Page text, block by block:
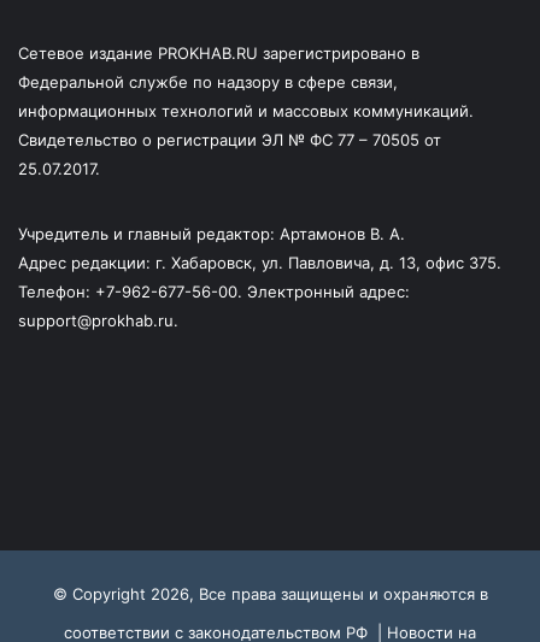
Сетевое издание PROKHAB.RU зарегистрировано в
Федеральной службе по надзору в сфере связи,
информационных технологий и массовых коммуникаций.
Свидетельство о регистрации ЭЛ № ФС 77 – 70505 от
25.07.2017.
Учредитель и главный редактор: Артамонов В. А.
Адрес редакции: г. Хабаровск, ул. Павловича, д. 13, офис 375.
Телефон: +7-962-677-56-00. Электронный адрес:
support@prokhab.ru.
© Copyright 2026, Все права защищены и охраняются в
соответствии с законодательством РФ | Новости на